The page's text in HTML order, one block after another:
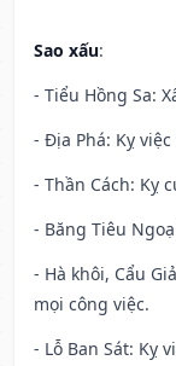
Sao xấu:
- Tiểu Hồng Sa:
- Địa Phá: Kỵ
- Thần Cách: Kỵ
- Băng Tiêu
- Hà khôi, Cẩu
mọi công việc.
- Lỗ Ban Sát: Kỵ